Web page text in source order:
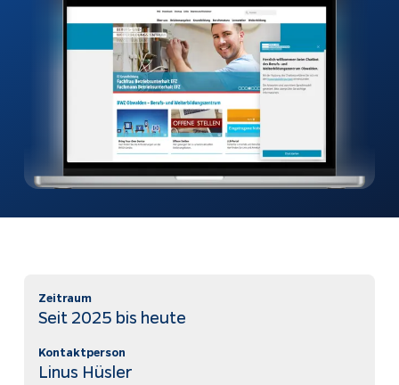
Zeitraum
Seit 2025 bis heute
Kontaktperson
Linus Hüsler
Webshops
Weiterentwicklung
beantworten
Bubble-Chat
Dokumentation
Softwareentwicklung
Prozesse
App Entwicklung
Apptiva
Über uns
Projekte
Rechtliches